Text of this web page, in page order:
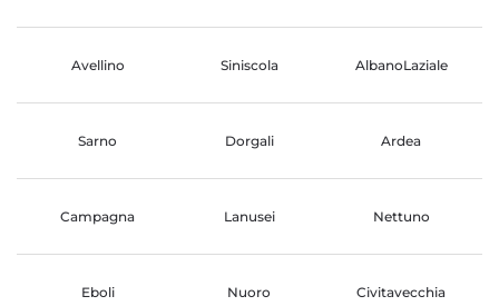
Avellino Siniscola AlbanoLaziale
Sarno Dorgali Ardea
Campagna Lanusei Nettuno
Eboli Nuoro Civitavecchia